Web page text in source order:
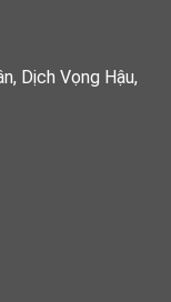
Dịch Vọng Hậu,